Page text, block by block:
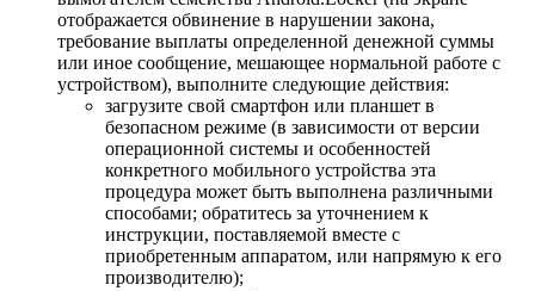
отображается обвинение в нарушении закона,
требование выплаты определенной денежной суммы
или иное сообщение, мешающее нормальной работе с
устройством), выполните следующие действия:
загрузите свой смартфон или планшет в
безопасном режиме (в зависимости от версии
операционной системы и особенностей
конкретного мобильного устройства эта
процедура может быть выполнена различными
способами; обратитесь за уточнением к
инструкции, поставляемой вместе с
приобретенным аппаратом, или напрямую к его
производителю);